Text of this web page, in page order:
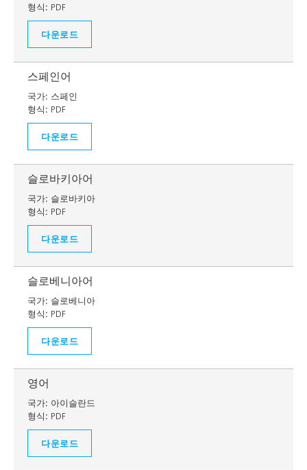
형식: PDF
다운로드
스페인어
국가: 스페인
형식: PDF
다운로드
슬로바키아어
국가: 슬로바키아
형식: PDF
다운로드
슬로베니아어
국가: 슬로베니아
형식: PDF
다운로드
영어
국가: 아이슬란드
형식: PDF
다운로드